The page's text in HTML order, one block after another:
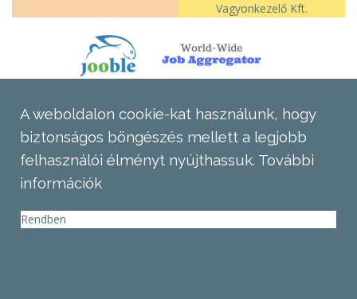
Vagyonkezelő Kft.
A weboldalon cookie-kat használunk, hogy
biztonságos böngészés mellett a legjobb
felhasználói élményt nyújthassuk. További
információk
Rendben